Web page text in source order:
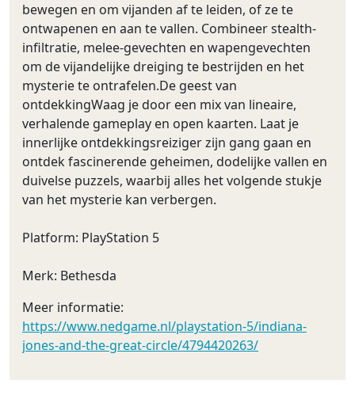
bewegen en om vijanden af te leiden, of ze te
ontwapenen en aan te vallen. Combineer stealth-
infiltratie, melee-gevechten en wapengevechten
om de vijandelijke dreiging te bestrijden en het
mysterie te ontrafelen.De geest van
ontdekkingWaag je door een mix van lineaire,
verhalende gameplay en open kaarten. Laat je
innerlijke ontdekkingsreiziger zijn gang gaan en
ontdek fascinerende geheimen, dodelijke vallen en
duivelse puzzels, waarbij alles het volgende stukje
van het mysterie kan verbergen.
Platform: PlayStation 5
Merk: Bethesda
Meer informatie:
https://www.nedgame.nl/playstation-5/indiana-
jones-and-the-great-circle/4794420263/